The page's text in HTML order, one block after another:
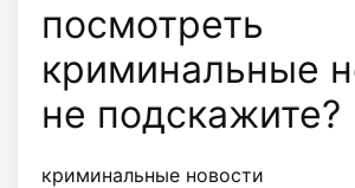
посмотреть
криминальные
не подскажите?
криминальные новости